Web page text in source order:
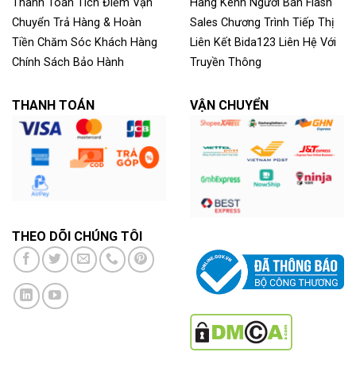
Thanh Toán Tích Điểm Vận
Chuyển Trả Hàng & Hoàn
Tiền Chăm Sóc Khách Hàng
Chính Sách Bảo Hành
Hãng Kênh Người Bán Flash
Sales Chương Trình Tiếp Thị
Liên Kết Bida123 Liên Hệ Với
Truyền Thông
THANH TOÁN
THEO DÕI CHÚNG TÔI
VẬN CHUYỂN